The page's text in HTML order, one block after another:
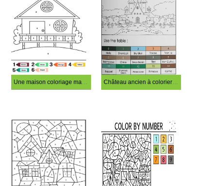
Une maison coloriage magique Château ancien à colorier par numéro